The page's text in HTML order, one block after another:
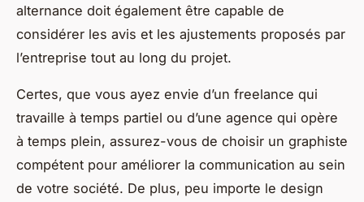
alternance doit également être capable de
considérer les avis et les ajustements proposés par
l’entreprise tout au long du projet.
Certes, que vous ayez envie d’un freelance qui
travaille à temps partiel ou d’une agence qui opère
à temps plein, assurez-vous de choisir un graphiste
compétent pour améliorer la communication au sein
de votre société. De plus, peu importe le design